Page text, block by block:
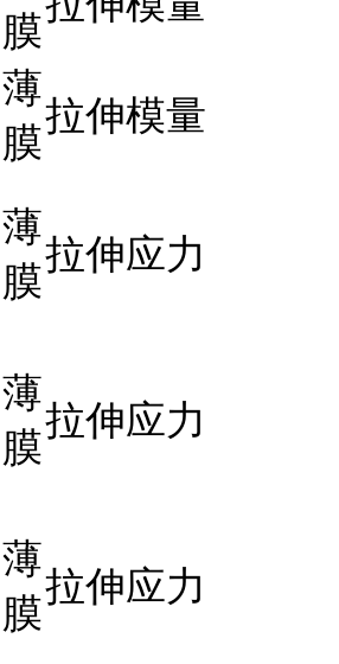
膜
薄
膜
拉伸模量
薄
膜
拉伸应力
薄
膜
拉伸应力
薄
膜
拉伸应力